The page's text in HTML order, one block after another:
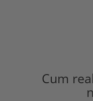
Cum